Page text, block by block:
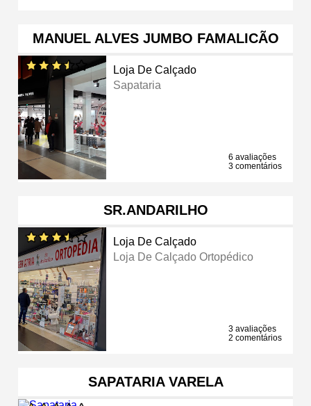
MANUEL ALVES JUMBO FAMALICÃO
Loja De Calçado
Sapataria
6 avaliações
3 comentários
SR.ANDARILHO
Loja De Calçado
Loja De Calçado Ortopédico
3 avaliações
2 comentários
SAPATARIA VARELA